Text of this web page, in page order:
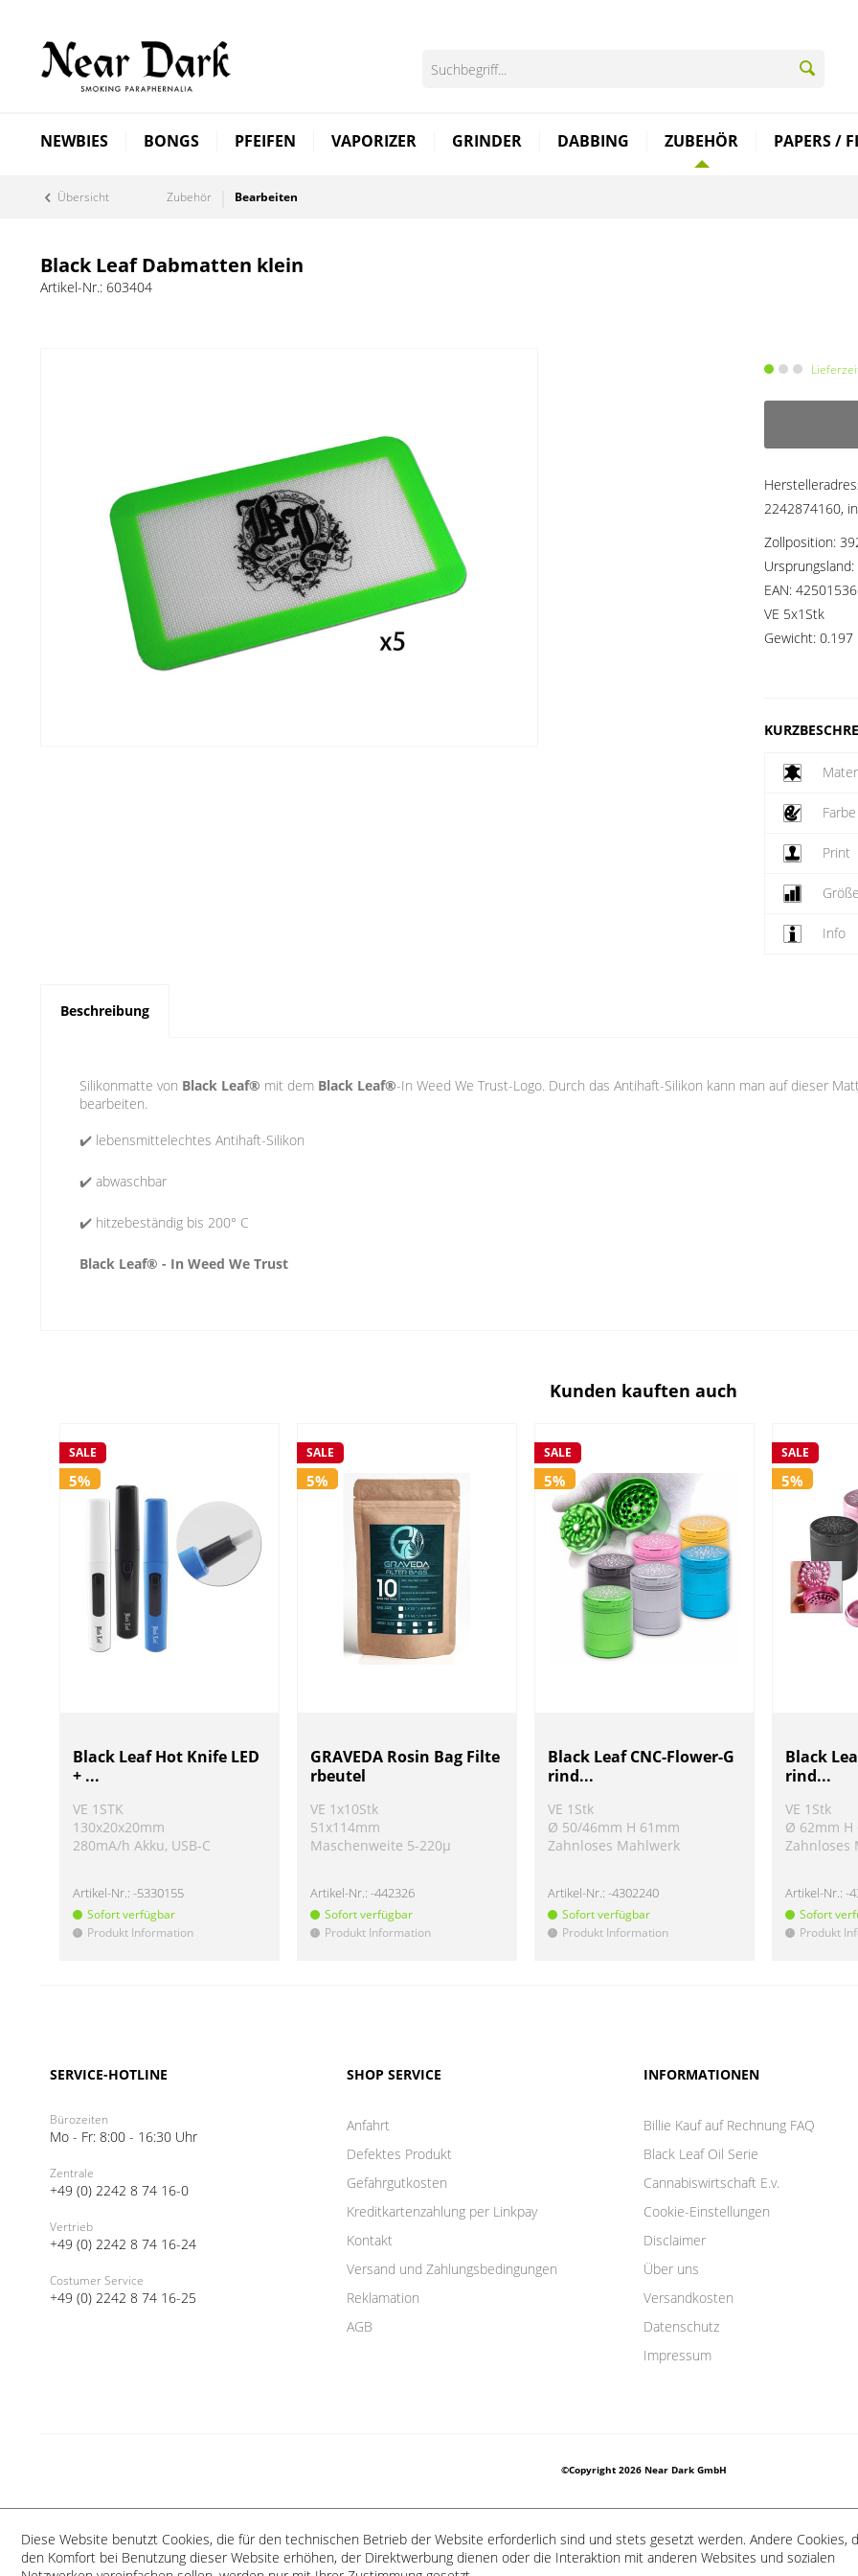
NEWBIES BONGS PFEIFEN VAPORIZER GRINDER DABBING ZUBEHÖR PAPERS /
Übersicht Zubehör Bearbeiten
Black Leaf Dabmatten klein
Artikel-Nr.: 603404
2242874160,
Zollposition:
Ursprungsland:
EAN:
VE 5x1Stk
Gewicht: 0.197
Farbe
Print
Größe
Info
Beschreibung
Silikonmatte von Black Leaf® mit dem Black Leaf®-In Weed We Trust-Logo. Durch das Antihaft-Silikon kann man auf dieser
bearbeiten.
✔️ lebensmittelechtes Antihaft-Silikon
✔️ abwaschbar
✔️ hitzebeständig bis 200° C
Black Leaf® - In Weed We Trust
Kunden kauften auch
SALE
5%
Black Leaf Hot Knife LED
+ ...
VE 1STK
130x20x20mm
280mA/h Akku, USB-C
Artikel-Nr.:-5330155
Sofort verfügbar
! Produkt Information
SALE
5%
GRAVEDA Rosin Bag Filte
rbeutel
VE 1x10Stk
51x114mm
Maschenweite 5-220µ
Artikel-Nr.:-442326
Sofort verfügbar
! Produkt Information
SALE
5%
Black Leaf CNC-Flower-G
rind...
VE 1Stk
Ø 50/46mm H 61mm
Zahnloses Mahlwerk
Artikel-Nr.:-4302240
Sofort verfügbar
! Produkt Information
SALE
5%
Black
rind...
VE 1Stk
Ø 62mm H
Zahnloses
Artikel-Nr.:-
Sofort
! Produkt
SERVICE-HOTLINE
Bürozeiten
Mo - Fr: 8:00 - 16:30 Uhr
Zentrale
+49 (0) 2242 8 74 16-0
Vertrieb
+49 (0) 2242 8 74 16-24
Costumer Service
+49 (0) 2242 8 74 16-25
SHOP SERVICE
Anfahrt
Defektes Produkt
Gefahrgutkosten
Kreditkartenzahlung per Linkpay
Kontakt
Versand und Zahlungsbedingungen
Reklamation
AGB
INFORMATIONEN
Billie Kauf auf Rechnung FAQ
Black Leaf Oil Serie
Cannabiswirtschaft E.v.
Cookie-Einstellungen
Disclaimer
Über uns
Versandkosten
Datenschutz
Impressum
©Copyright 2026 Near Dark GmbH
Diese Website benutzt Cookies, die für den technischen Betrieb der Website erforderlich sind und stets gesetzt werden. Andere Cookies,
den Komfort bei Benutzung dieser Website erhöhen, der Direktwerbung dienen oder die Interaktion mit anderen Websites und sozialen